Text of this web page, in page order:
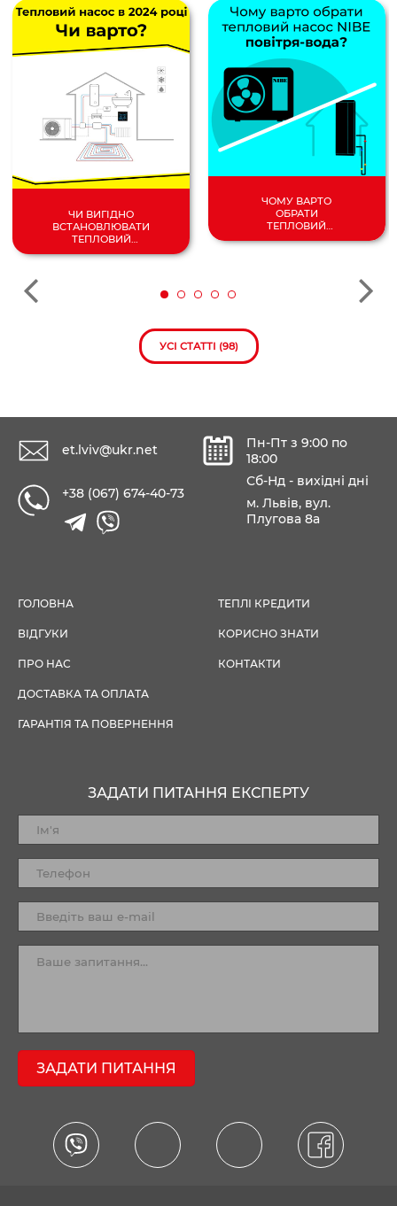
ЧИ ВИГІДНО
ВСТАНОВЛЮВАТИ
ТЕПЛОВИЙ
ЧОМУ ВАРТО
ОБРАТИ
ТЕПЛОВИЙ
НАСОС
УСІ СТАТТІ (98)
et.lviv@ukr.net
+38 (067) 674-40-73
Пн-Пт з 9:00 по
18:00
Сб-Нд - вихідні дні
м. Львів, вул.
Плугова 8а
ГОЛОВНА
ВІДГУКИ
ПРО НАС
ДОСТАВКА ТА ОПЛАТА
ГАРАНТІЯ ТА ПОВЕРНЕННЯ
ТЕПЛІ КРЕДИТИ
КОРИСНО ЗНАТИ
КОНТАКТИ
ЗАДАТИ ПИТАННЯ ЕКСПЕРТУ
ЗАДАТИ ПИТАННЯ